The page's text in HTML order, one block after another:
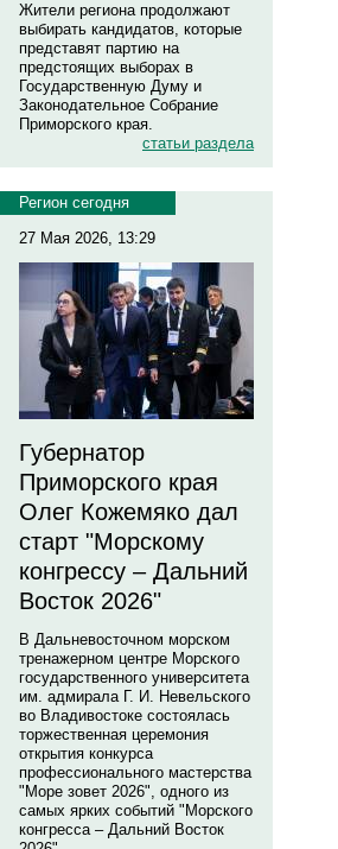
Жители региона продолжают
выбирать кандидатов, которые
представят партию на
предстоящих выборах в
Государственную Думу и
Законодательное Собрание
Приморского края.
статьи раздела
Регион сегодня
27 Мая 2026, 13:29
Губернатор
Приморского края
Олег Кожемяко дал
старт "Морскому
конгрессу – Дальний
Восток 2026"
В Дальневосточном морском
тренажерном центре Морского
государственного университета
им. адмирала Г. И. Невельского
во Владивостоке состоялась
торжественная церемония
открытия конкурса
профессионального мастерства
"Море зовет 2026", одного из
самых ярких событий "Морского
конгресса – Дальний Восток